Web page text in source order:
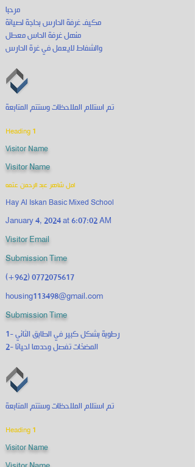
مرحبا
مكيف غرفة الحارس بحاجة لصيانة
منهل غرفة الحاس معطل
والشفاط لايعمل في غرة الحارس
تم استلام الملاحظات وستتم المتابعة
Heading 1
Visitor Name
Visitor Name
امل شاهر عبد الرحمن عتمه
Hay Al Iskan Basic Mixed School
January 4, 2024 at 6:07:02 AM
Visitor Email
Submission Time
(+962)0772075617
housing113498@gmail.com
Submission Time
1- رطوبة بشكل كبير في الطابق الثاني
2- المضخات تفصل وحدها احيانا
تم استلام الملاحظات وستتم المتابعة
Heading 1
Visitor Name